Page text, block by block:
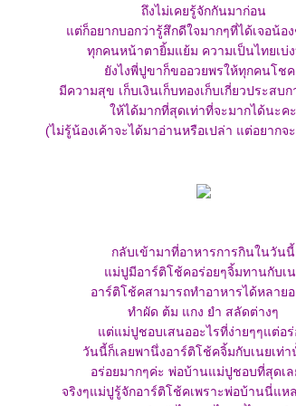
ถึงไม่เคยรู้จักกันมาก่อน
ต่ก็อยากบอกว่ารู้สึกดีใจมากๆที่ได้เจอน้อ
ทุกคนหน้าตายิ้มแย้ม ความเป็นไทยเบ่
งไงพี่ปูขาก็ขออวยพรให้ทุกคนโช
มีความสุข เก็บเงินเก็บทองเก็บเกี่ยวประสบ
ห้ได้มากที่สุดเท่าที่จะมากได้นะคะ
(ไม่รู้น้องเค้าจะได้มาอ่านหรือเปล่า แต่อยากจ
กลับเข้ามาที่อาหารการกินในวันนี้
ม่ปูมีอาร์ติโช้คอร่อยๆจิ้มทานกับ
อาร์ติโช้คสามารถทำอาหารได้หลายอ
ทำผัด ต้ม แกง ยำ สลัดต่างๆ
ต่แม่ปูชอบเสนออะไรที่ง่ายๆๆแต่อ
วันนี้ก็เลยพานึ่งอาร์ติโช้คจิ้มกับเนยเท่
อร่อยมากๆค่ะ พ่อบ้านแม่ปูชอบที่สุดเล
จริงๆแม่ปูรู้จักอาร์ติโช้คเพราะพ่อบ้านนี่แห